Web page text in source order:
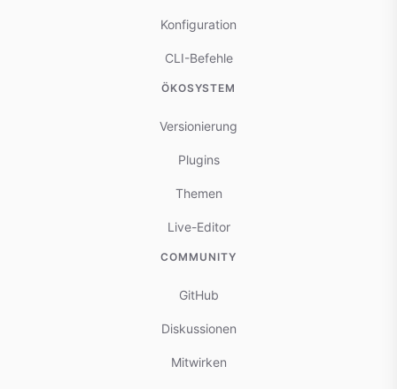
Konfiguration
CLI-Befehle
ÖKOSYSTEM
Versionierung
Plugins
Themen
Live-Editor
COMMUNITY
GitHub
Diskussionen
Mitwirken